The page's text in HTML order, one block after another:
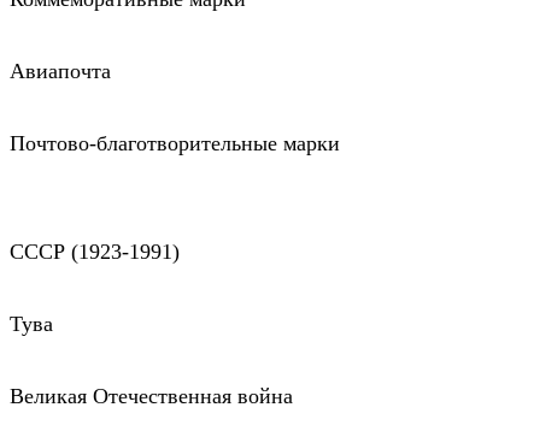
Авиапочта
Почтово-благотворительные марки
СССР (1923-1991)
Тува
Великая Отечественная война